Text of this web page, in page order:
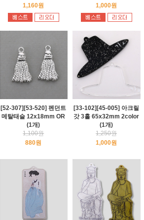
1,160원
1,000원
[52-307][53-520] 펜던트
메탈태슬 12x18mm OR
(1개)
1,100원
880원
[33-102][45-005] 아크릴
갓 3홀 65x32mm 2color
(1개)
1,250원
1,000원